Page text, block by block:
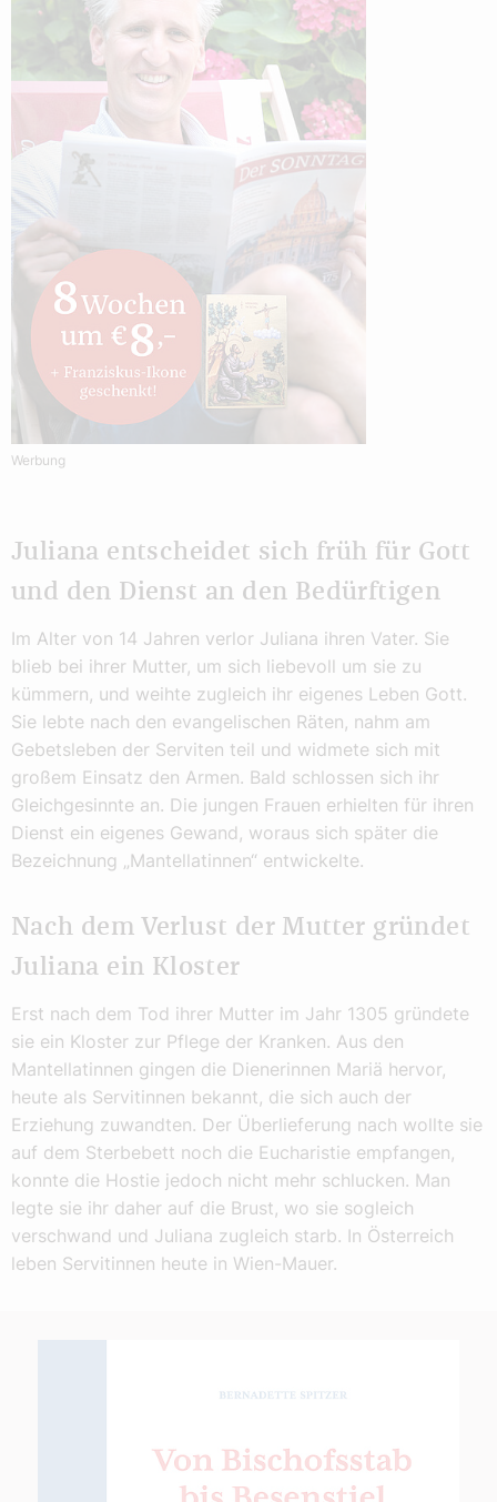
Werbung
Juliana entscheidet sich früh für Gott
und den Dienst an den Bedürftigen
Im Alter von 14 Jahren verlor Juliana ihren Vater. Sie
blieb bei ihrer Mutter, um sich liebevoll um sie zu
kümmern, und weihte zugleich ihr eigenes Leben Gott.
Sie lebte nach den evangelischen Räten, nahm am
Gebetsleben der Serviten teil und widmete sich mit
großem Einsatz den Armen. Bald schlossen sich ihr
Gleichgesinnte an. Die jungen Frauen erhielten für ihren
Dienst ein eigenes Gewand, woraus sich später die
Bezeichnung „Mantellatinnen“ entwickelte.
Nach dem Verlust der Mutter gründet
Juliana ein Kloster
Erst nach dem Tod ihrer Mutter im Jahr 1305 gründete
sie ein Kloster zur Pflege der Kranken. Aus den
Mantellatinnen gingen die Dienerinnen Mariä hervor,
heute als Servitinnen bekannt, die sich auch der
Erziehung zuwandten. Der Überlieferung nach wollte sie
auf dem Sterbebett noch die Eucharistie empfangen,
konnte die Hostie jedoch nicht mehr schlucken. Man
legte sie ihr daher auf die Brust, wo sie sogleich
verschwand und Juliana zugleich starb. In Österreich
leben Servitinnen heute in Wien-Mauer.